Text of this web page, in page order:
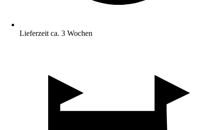
Lieferzeit ca. 3 Wochen